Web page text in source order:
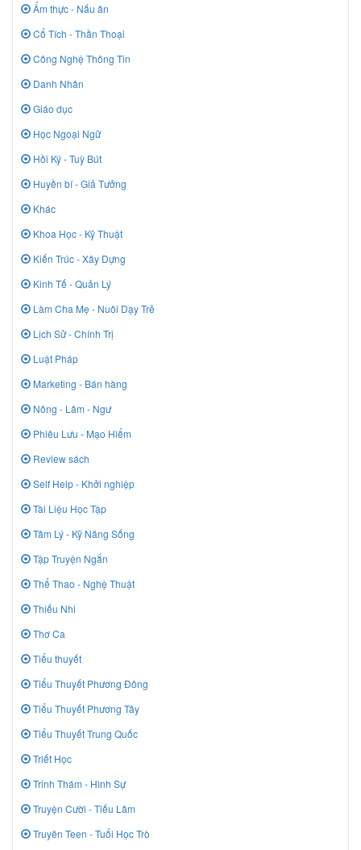
Ẩm thực - Nấu ăn
Cổ Tích - Thần Thoại
Công Nghệ Thông Tin
Danh Nhân
Giáo dục
Học Ngoại Ngữ
Hồi Ký - Tuỳ Bút
Huyền bí - Giả Tưởng
Khác
Khoa Học - Kỹ Thuật
Kiến Trúc - Xây Dựng
Kinh Tế - Quản Lý
Làm Cha Mẹ - Nuôi Dạy Trẻ
Lịch Sử - Chính Trị
Luật Pháp
Marketing - Bán hàng
Nông - Lâm - Ngư
Phiêu Lưu - Mạo Hiểm
Review sách
Self Help - Khởi nghiệp
Tài Liệu Học Tập
Tâm Lý - Kỹ Năng Sống
Tập Truyện Ngắn
Thể Thao - Nghệ Thuật
Thiếu Nhi
Thơ Ca
Tiểu thuyết
Tiểu Thuyết Phương Đông
Tiểu Thuyết Phương Tây
Tiểu Thuyết Trung Quốc
Triết Học
Trinh Thám - Hình Sự
Truyện Cười - Tiếu Lâm
Truyên Teen - Tuổi Học Trò